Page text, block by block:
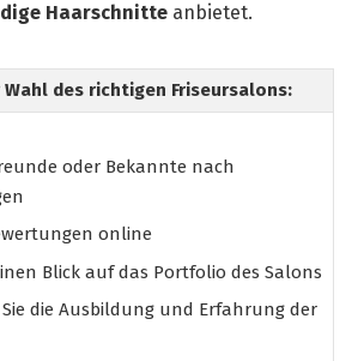
Haarschnitte anbietet.
des richtigen Friseursalons:
oder Bekannte nach
online
Blick auf das Portfolio des Salons
die Ausbildung und Erfahrung der